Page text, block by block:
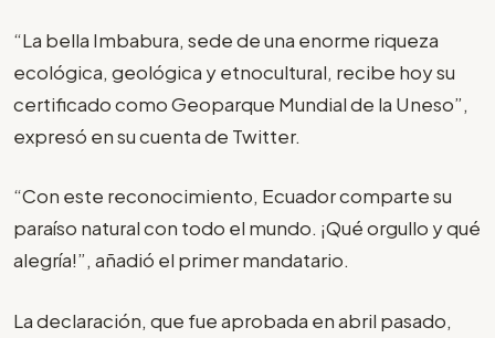
“La bella Imbabura, sede de una enorme riqueza
ecológica, geológica y etnocultural, recibe hoy su
certificado como Geoparque Mundial de la Uneso”,
expresó en su cuenta de Twitter.
“Con este reconocimiento, Ecuador comparte su
paraíso natural con todo el mundo. ¡Qué orgullo y qué
alegría!”, añadió el primer mandatario.
La declaración, que fue aprobada en abril pasado,